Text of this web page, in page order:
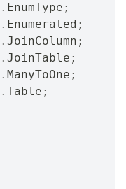
. EnumType ;
. Enumerated ;
. JoinColumn ;
. JoinTable ;
. ManyToOne ;
. Table ;